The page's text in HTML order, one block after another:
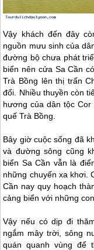
Vậy khách đến đây
nguồn mưu sinh của
đường bộ chưa phát
biển nên cửa Sa Cần
Trà Bồng lên thị trấn
đổi. Nhiều thuyền còn
hương của dân tộc
quế Trà Bồng.
Bây giờ cuộc sống đã
và đường sông cũng
biển Sa Cần vẫn là
những chuyến xa khơi.
Cần nay quy hoạch
cảng biển với những
Vậy nếu có dịp đi
ngắm mây trời, sông
quán quanh vùng để